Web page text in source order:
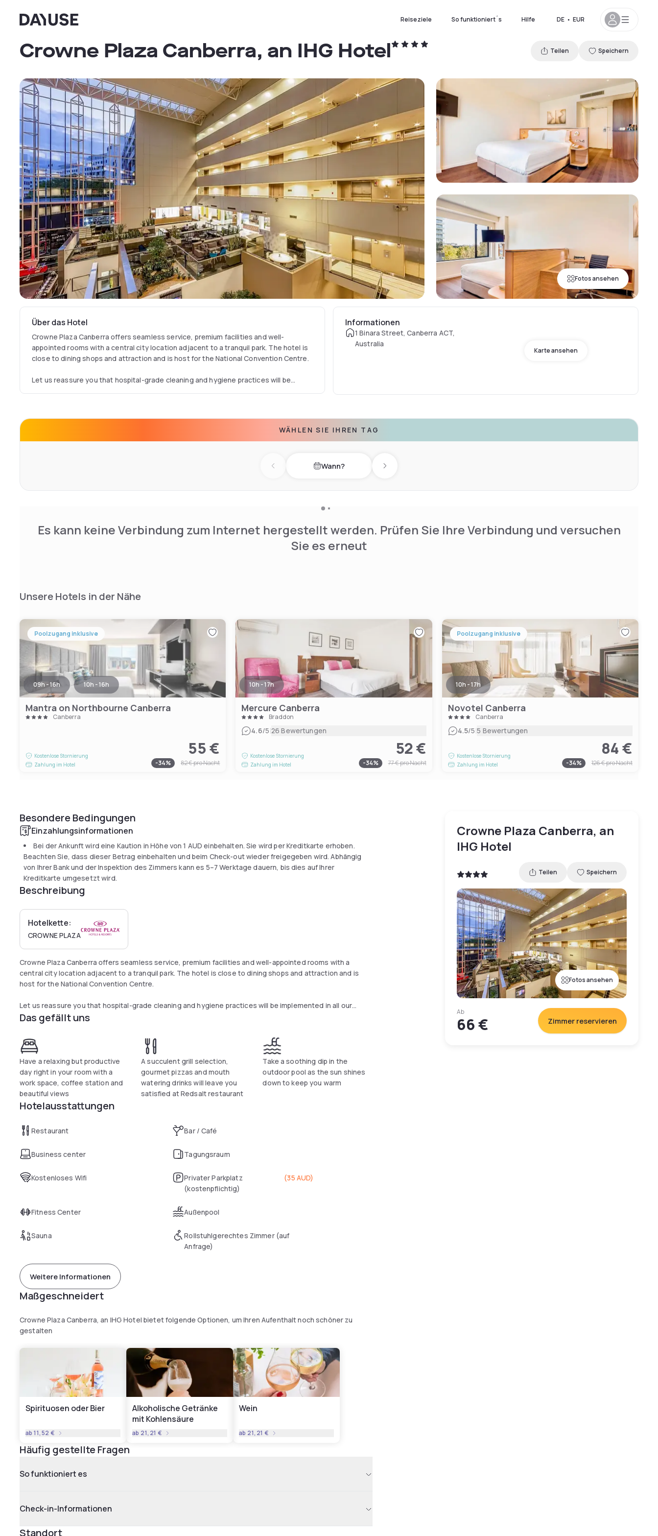
Dayuse Reiseziele So funktioniert´s Hilfe DE • EUR
Fotos ansehen
Crowne Plaza Canberra, an IHG Hotel Teilen Speichern
Über das Hotel
Crowne Plaza Canberra offers seamless service, premium facilities and well-
appointed rooms with a central city location adjacent to a tranquil park. The hotel is
close to dining shops and attraction and is host for the National Convention Centre.
Let us reassure you that hospital-grade cleaning and hygiene practices will be
and from June 1, 2020, guests are reassured that good isn’t good enough, we’re
committed to high levels of cleanliness. That means clean, well maintained, clutter
Informationen
1 Binara Street, Canberra ACT,
Australia
Karte ansehen
WÄHLEN SIE IHREN TAG
Previous day Wann? Next day
Es kann keine Verbindung zum Internet hergestellt werden. Prüfen Sie Ihre Verbindung und versuchen
Sie es erneut
Unsere Hotels in der Nähe
Poolzugang inklusive
09h - 16h 10h - 16h
Mantra on Northbourne Canberra
Canberra
Kostenlose Stornierung
Zahlung im Hotel
55 €
-34% 82 €pro Nacht
10h - 17h
Mercure Canberra
Braddon
4.6/5|26 Bewertungen
Kostenlose Stornierung
Zahlung im Hotel
52 €
-34% 77 €pro Nacht
Poolzugang inklusive
10h - 17h
Novotel Canberra
Canberra
4.5/5|5 Bewertungen
Kostenlose Stornierung
Zahlung im Hotel
84 €
-34% 126 €pro Nacht
Besondere Bedingungen
Einzahlungsinformationen
Bei der Ankunft wird eine Kaution in Höhe von1 AUD einbehalten. Sie wird per Kreditkarte erhoben.
Beachten Sie, dass dieser Betrag einbehalten und beim Check-out wieder freigegeben wird. Abhängig
von Ihrer Bank und der Inspektion des Zimmers kann es 5–7 Werktage dauern, bis dies auf Ihrer
Kreditkarte umgesetzt wird.
Beschreibung
Hotelkette:
CROWNE PLAZA
Crowne Plaza Canberra offers seamless service, premium facilities and well-appointed rooms with a
central city location adjacent to a tranquil park. The hotel is close to dining shops and attraction and is
host for the National Convention Centre.
Let us reassure you that hospital-grade cleaning and hygiene practices will be implemented in all our
guest rooms and public spaces. Our number one priority is all our guests’ health, safety and well-being.
Crowne Plaza Canberra is required to adhere to comprehensive health and safety procedures, including all
local laws. With updated IHG Way of Clean measures in place, we launched the IHG Clean Promise and from
June 1, 2020, guests are reassured that good isn’t good enough, we’re committed to high levels of
cleanliness. That means clean, well maintained, clutter free rooms that meet our standards. If this isn’t
what you find when you check-in then we promise to make it right.
Das gefällt uns
Have a relaxing but productive
day right in your room with a
work space, coffee station and
beautiful views
A succulent grill selection,
gourmet pizzas and mouth
watering drinks will leave you
satisfied at Redsalt restaurant
Take a soothing dip in the
outdoor pool as the sun shines
down to keep you warm
Hotelausstattungen
Restaurant Bar / Café
Business center Tagungsraum
Kostenloses Wifi
Privater Parkplatz
(kostenpflichtig)
(35 AUD)
Fitness Center Außenpool
Sauna
Rollstuhlgerechtes Zimmer (auf
Anfrage)
Weitere Informationen
Maßgeschneidert
Crowne Plaza Canberra, an IHG Hotel bietet folgende Optionen, um Ihren Aufenthalt noch schöner zu
gestalten
Spirituosen oder Bier
ab11,52 €
Alkoholische Getränke
mit Kohlensäure
ab 21,21 €
Wein
ab 21,21 €
Häufig gestellte Fragen
So funktioniert es
Check-in-Informationen
Standort
Crowne Plaza Canberra, an
IHG Hotel
Teilen Speichern
Fotos ansehen
Ab
66 € Zimmer reservieren